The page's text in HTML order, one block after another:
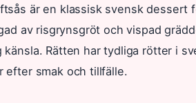
är en klassisk svensk
av risgrynsgröt och vispad
Rätten har tydliga rötter i
efter smak och tillfälle.